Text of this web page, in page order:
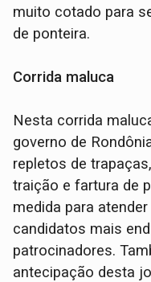
muito cotado para
de ponteira.
Corrida maluca
Nesta corrida
governo de
repletos de
traição e fartura de
medida para
candidatos mais
patrocinadores.
antecipação desta